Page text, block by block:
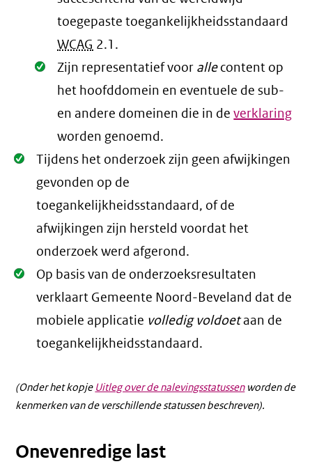
toegepaste toegankelijkheidsstandaard
WCAG 2.1 .
Oké.
Zijn representatief voor allecontent op
het hoofddomein en eventuele de sub-
en andere domeinen die in deverklaring
worden genoemd.
Oké.
Tijdens het onderzoek zijn geen afwijkingen
gevonden op de
toegankelijkheidsstandaard, of de
afwijkingen zijn hersteld voordat het
onderzoek werd afgerond.
Oké.
Op basis van de onderzoeksresultaten
verklaart Gemeente Noord-Beveland dat de
mobiele applicatie volledig voldoetaan de
toegankelijkheidsstandaard.
(Onder het kopje Uitleg over de nalevingsstatussenworden de
kenmerken van de verschillende statussen beschreven).
Onevenredige last